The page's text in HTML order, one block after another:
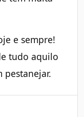
e sempre!
tudo aquilo
pestanejar.